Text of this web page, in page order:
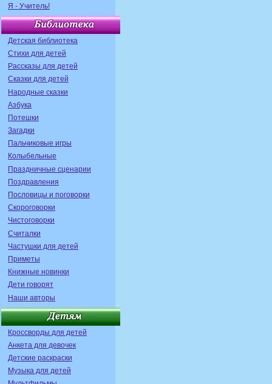
Я - Учитель!
Детская библиотека
Стихи для детей
Рассказы для детей
Сказки для детей
Народные сказки
Азбука
Потешки
Загадки
Пальчиковые игры
Колыбельные
Праздничные сценарии
Поздравления
Пословицы и поговорки
Скороговорки
Чистоговорки
Считалки
Частушки для детей
Приметы
Книжные новинки
Дети говорят
Наши авторы
Кроссворды для детей
Анкета для девочек
Детские раскраски
Музыка для детей